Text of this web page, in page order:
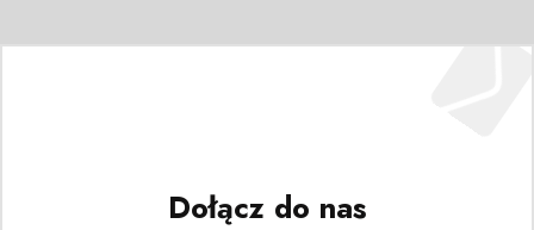
Dołącz do nas